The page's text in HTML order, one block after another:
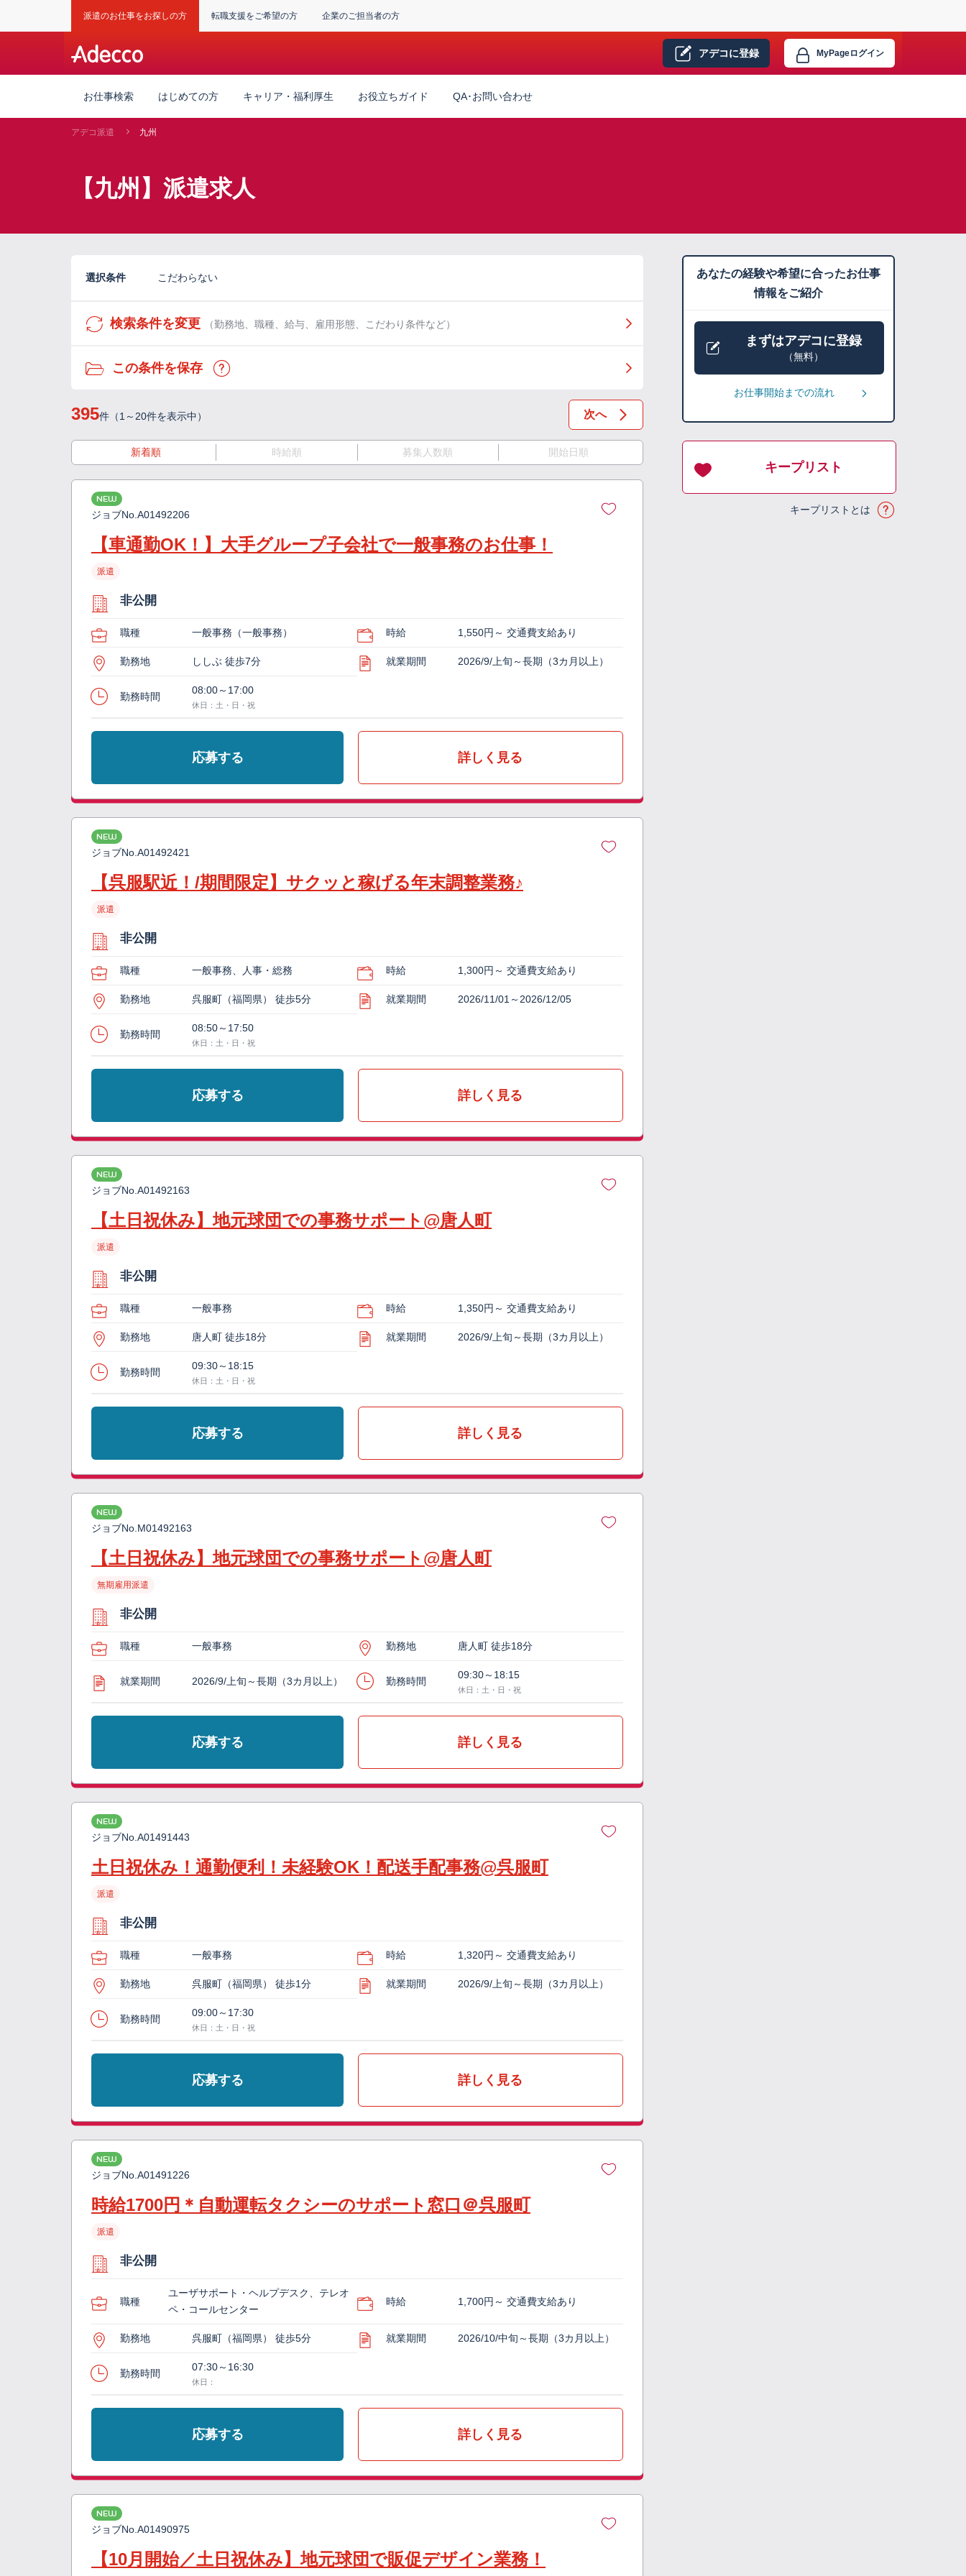
派遣のお仕事をお探しの方 転職支援をご希望の方 企業のご担当者の方
アデコに登録 MyPageログイン
お仕事検索 はじめての方 キャリア・福利厚生 お役立ちガイド QA･お問い合わせ
アデコ派遣 九州
【九州】派遣求人
選択条件 こだわらない
検索条件を変更 （勤務地、職種、給与、雇用形態、こだわり条件など）
この条件を保存
395件（1～20件を表示中） 次へ
新着順 時給順 募集人数順 開始日順
NEW
ジョブNo. A01492206
【車通勤OK！】大手グループ子会社で一般事務のお仕事！
派遣
非公開
職種 一般事務（一般事務） 時給 1,550円～ 交通費支給あり
勤務地 ししぶ 徒歩7分 就業期間 2026/9/上旬～長期（3カ月以上）
勤務時間
08:00～17:00
休日：土・日・祝
応募する 詳しく見る
NEW
ジョブNo. A01492421
【呉服駅近！/期間限定】サクッと稼げる年末調整業務♪
派遣
非公開
職種 一般事務、人事・総務 時給 1,300円～ 交通費支給あり
勤務地 呉服町（福岡県） 徒歩5分 就業期間 2026/11/01～2026/12/05
勤務時間
08:50～17:50
休日：土・日・祝
応募する 詳しく見る
NEW
ジョブNo. A01492163
【土日祝休み】地元球団での事務サポート@唐人町
派遣
非公開
職種 一般事務 時給 1,350円～ 交通費支給あり
勤務地 唐人町 徒歩18分 就業期間 2026/9/上旬～長期（3カ月以上）
勤務時間
09:30～18:15
休日：土・日・祝
応募する 詳しく見る
NEW
ジョブNo. M01492163
【土日祝休み】地元球団での事務サポート@唐人町
無期雇用派遣
非公開
職種 一般事務 勤務地 唐人町 徒歩18分
就業期間 2026/9/上旬～長期（3カ月以上） 勤務時間
09:30～18:15
休日：土・日・祝
応募する 詳しく見る
NEW
ジョブNo. A01491443
土日祝休み！通勤便利！未経験OK！配送手配事務@呉服町
派遣
非公開
職種 一般事務 時給 1,320円～ 交通費支給あり
勤務地 呉服町（福岡県） 徒歩1分 就業期間 2026/9/上旬～長期（3カ月以上）
勤務時間
09:00～17:30
休日：土・日・祝
応募する 詳しく見る
NEW
ジョブNo. A01491226
時給1700円＊自動運転タクシーのサポート窓口＠呉服町
派遣
非公開
職種
ユーザサポート・ヘルプデスク、テレオ
ペ・コールセンター
時給 1,700円～ 交通費支給あり
勤務地 呉服町（福岡県） 徒歩5分 就業期間 2026/10/中旬～長期（3カ月以上）
勤務時間
07:30～16:30
休日：
応募する 詳しく見る
NEW
ジョブNo. A01490975
【10月開始／土日祝休み】地元球団で販促デザイン業務！
あなたの経験や希望に合ったお仕事
情報をご紹介
まずはアデコに登録
（無料）
お仕事開始までの流れ
キープリスト
キープリストとは